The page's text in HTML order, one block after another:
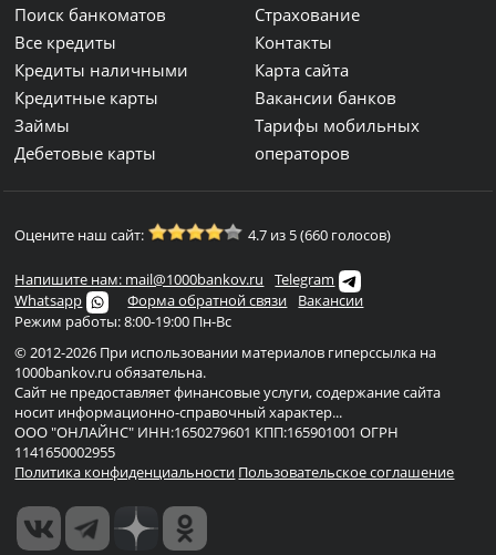
Поиск банкоматов
Все кредиты
Кредиты наличными
Кредитные карты
Займы
Дебетовые карты
Страхование
Контакты
Карта сайта
Вакансии банков
Тарифы мобильных
операторов
Оцените наш сайт: 4.7 из 5 (660 голосов)
Напишите нам: mail@1000bankov.ru
Telegram
Whatsapp
Форма обратной связи
Вакансии
Режим работы: 8:00-19:00 Пн-Вс
© 2012-2026 При использовании материалов гиперссылка на
1000bankov.ru обязательна.
Сайт не предоставляет финансовые услуги, содержание сайта
носит информационно-справочный характер...
ООО "ОНЛАЙНС" ИНН:1650279601 КПП:165901001 ОГРН
1141650002955
Политика конфиденциальности Пользовательское соглашение